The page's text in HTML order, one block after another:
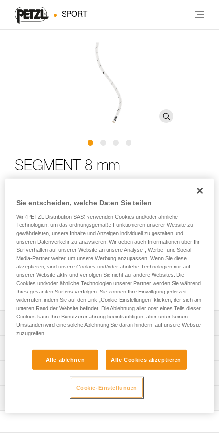
SPORT
SEGMENT 8 mm
Halbstatische, kompakte und leichte Reepschnur für die
Erkundung in der Speläologie
Die halbstatische SEGMENT-Reepschnur mit einem
Durchmesser von 8 mm ist für erfahrene Speläologen und
Speläologinnen bestimmt. Die kompakte, leichte Reepschnur
lässt sich problemlos im Transportsack verstauen. Sie ist mit
der EverFlex-Veredelung versehen, die eine dauerhafte
Geschmeidigkeit gewährleistet. Aufgrund ihrer
Mantelstruktur liegt sie beim Abseilen gut in der Hand.
Geliefert in einer Länge von 200 Metern.
Leistungsverzeichnis
langen Erkundungen zu reduzieren.
- Ausgezeichneter Kompromiss zwischen geringer
BASIC (1).
Technische Spezifikationen
Durchmesser: 8 mm
Zertifizierung(en): CE 564, UIAA, NFPA 2500 Escape Use
Gebrauchsanleitung
Das PDF herunterladen technical-notice-Caving-Cords_1
Das PDF herunterladen UE-Declaration-R076-SEGMENT
Sie entscheiden, welche Daten Sie teilen
Wir (PETZL Distribution SAS) verwenden Cookies und/oder ähnliche
Technologien, um das ordnungsgemäße Funktionieren unserer Website zu
gewährleisten, unsere Inhalte und Anzeigen individuell zu gestalten und
unseren Datenverkehr zu analysieren. Wir geben auch Informationen über Ihr
Surfverhalten auf unserer Website an unsere Analyse-, Werbe- und Social-
Media-Partner weiter, um unsere Werbung anzupassen. Wenn Sie diese
akzeptieren, sind unsere Cookies und/oder ähnliche Technologien nur auf
unserer Website aktiv und verfolgen Sie nicht auf andere Websites. Die
Cookies und/oder ähnliche Technologien unserer Partner werden Sie während
Ihres gesamten Surfens verfolgen. Sie können Ihre Einwilligung jederzeit
widerrufen, indem Sie auf den Link „Cookie-Einstellungen“ klicken, der sich am
unteren Rand der Website befindet. Die Ablehnung aller oder eines Teils dieser
Cookies kann Ihre Benutzererfahrung beeinträchtigen, aber unter keinen
Umständen wird eine solche Ablehnung Sie daran hindern, auf unsere Website
zuzugreifen.
Alle ablehnen Alle Cookies akzeptieren
Cookie-Einstellungen